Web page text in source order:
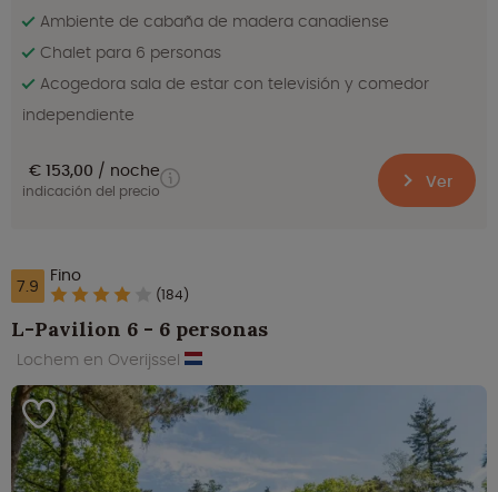
Ambiente de cabaña de madera canadiense
Chalet para 6 personas
Acogedora sala de estar con televisión y comedor
independiente
€ 153,00 noche
indicación del precio Ver
7.9 Fino
(184)
L-Pavilion 6 - 6 personas
Lochem en Overijssel